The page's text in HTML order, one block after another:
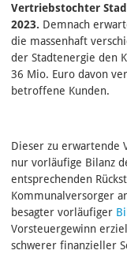
Vertriebstochter
2023. Demnach
die massenhaft
der Stadtenergie den
36 Mio. Euro davon
betroffene Kunden.
Dieser zu erwartende
nur vorläufige Bilanz
entsprechenden
Kommunalversorger
besagter vorläufiger
Vorsteuergewinn
schwerer finanzieller